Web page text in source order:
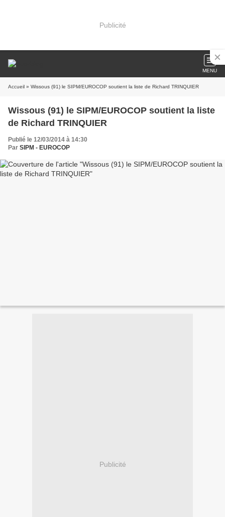
Publicité
MENU
Accueil » Wissous (91) le SIPM/EUROCOP soutient la liste de Richard TRINQUIER
Wissous (91) le SIPM/EUROCOP soutient la liste
de Richard TRINQUIER
Publié le 12/03/2014 à 14:30
Par SIPM - EUROCOP
Publicité